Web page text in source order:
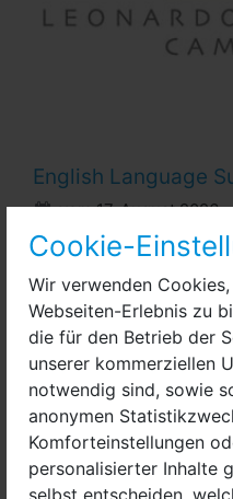
Cookie-
Wir verwenden
Webseiten-Erlebnis zu
die für den Betrieb der
unserer kommerziellen
notwendig sind, sowie
anonymen
Komforteinstellungen
personalisierter Inhalte
selbst entscheiden,
English Language
vom 17. August 2026
Leonardo Da Vinci
Leonardo Da Vinci
Familien, Ferien,
Mädchen, Schule,
Kurs
Eine Woche lang mit
lernen.
September